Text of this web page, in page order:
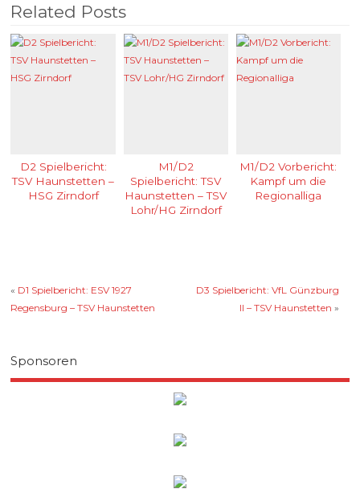
Related Posts
D2 Spielbericht:
TSV Haunstetten –
HSG Zirndorf
M1/D2
Spielbericht: TSV
Haunstetten – TSV
Lohr/HG Zirndorf
M1/D2 Vorbericht:
Kampf um die
Regionalliga
« D1 Spielbericht: ESV 1927
Regensburg – TSV Haunstetten
D3 Spielbericht: VfL Günzburg
II – TSV Haunstetten »
Sponsoren